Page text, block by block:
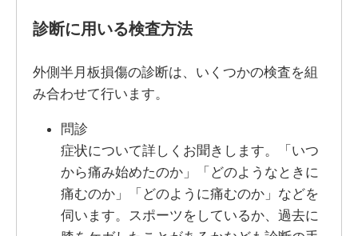
診断に用いる検査方法
外側半月板損傷の診断は、いくつかの検査を組
み合わせて行います。
問診
症状について詳しくお聞きします。「いつ
から痛み始めたのか」「どのようなときに
痛むのか」「どのように痛むのか」などを
伺います。スポーツをしているか、過去に